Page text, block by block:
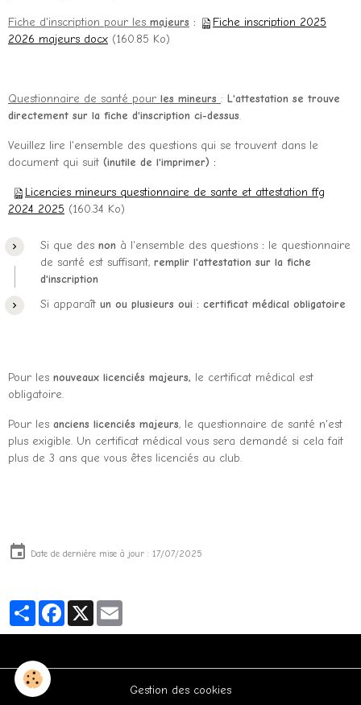
Fiche d'inscription pour les majeurs :
Fiche inscription 2025
2026 majeurs docx (160.85 Ko)
Questionnaire de santé pour les mineurs : L'attestation se trouve
directement sur la fiche d'inscription ci-dessus.
Veuillez lire l'ensemble des questions qui se trouvent dans le
document qui suit (inutile de l'imprimer) :
Licencies mineurs questionnaire de sante et attestation ffg
2024 2025 (160.34 Ko)
Si que des non à l'ensemble des questions : le questionnaire
de santé est suffisant, remplir l'attestation sur la fiche
d'inscription
Si apparaît un ou plusieurs oui : certificat médical obligatoire
Pour les nouveaux licenciés majeurs, le certificat médical est
obligatoire.
Pour les anciens licenciés majeurs, le questionnaire de santé n'est
plus exigible. Un certificat médical vous sera demandé si cela fait
plus de 3 ans que vous êtes licenciés au club.
Date de dernière mise à jour : 17/07/2025
PartagerFacebook
X
Gestion des cookies